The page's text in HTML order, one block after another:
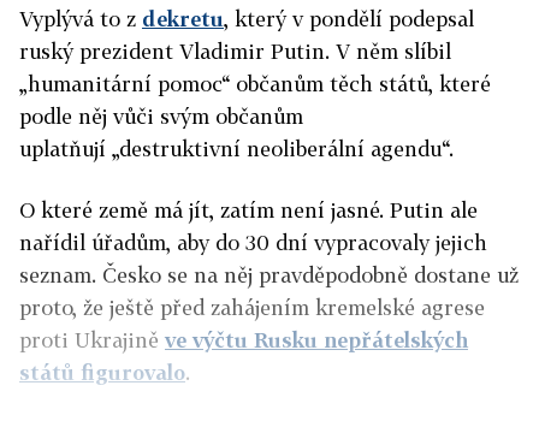
Vyplývá to z dekretu, který v pondělí podepsal
ruský prezident Vladimir Putin. V něm slíbil
„humanitární pomoc“ občanům těch států, které
podle něj vůči svým občanům
uplatňují „destruktivní neoliberální agendu“.
O které země má jít, zatím není jasné. Putin ale
nařídil úřadům, aby do 30 dní vypracovaly jejich
seznam. Česko se na něj pravděpodobně dostane už
proto, že ještě před zahájením kremelské agrese
proti Ukrajině ve výčtu Rusku nepřátelských
států figurovalo.